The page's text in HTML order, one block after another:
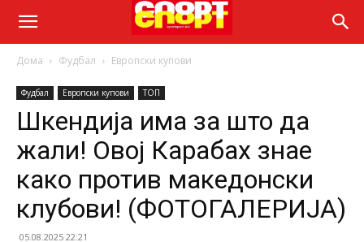
Дома Фудбал Европски купови
Фудбал Европски купови ТОП
Шкендија има за што да
жали! Овој Карабах знае
како против македонски
клубови! (ФОТОГАЛЕРИЈА)
05.08.2025 22:21